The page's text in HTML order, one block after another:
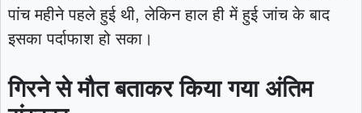
पांच महीने पहले हुई थी, लेकिन हाल ही में हुई जांच के बाद
इसका पर्दाफाश हो सका।
गिरने से मौत बताकर किया गया अंतिम